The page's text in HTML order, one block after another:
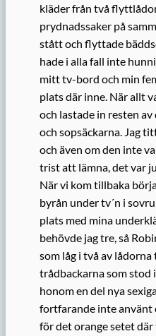
kläder från två
prydnadssaker på
stått och flyttade
hade i alla fall inte
mitt tv-bord och min
plats där inne. När allt
och lastade in resten
och sopsäckarna. Jag
och även om den inte
trist att lämna, det var
När vi kom tillbaka
byrån under tv´n i
plats med mina
behövde jag tre, så
som låg i två av
trådbackarna som stod
honom en del nya
fortfarande inte använt
för det orange setet